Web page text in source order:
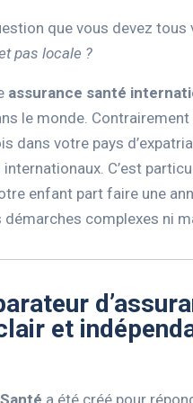
que vous devez
pas locale ?
assurance santé
le monde.
dans votre pays
C’est
enfant part faire une
démarches complexes ni
et
a été créé pour